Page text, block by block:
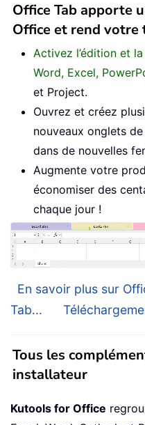
Office Tab apporte
Office et rend votre
Activez l’édition et
Word, Excel,
et Project.
Ouvrez et créez
nouveaux onglets
dans de nouvelles
Augmente votre
économiser des
chaque jour !
En savoir plus sur
Tab...
Tous les
installateur
Kutools for Office